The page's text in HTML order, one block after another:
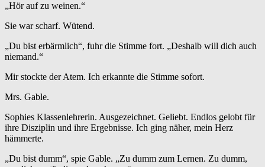
„Hör auf zu weinen.“
Sie war scharf. Wütend.
„Du bist erbärmlich“, fuhr die Stimme fort. „Deshalb will dich auch
niemand.“
Mir stockte der Atem. Ich erkannte die Stimme sofort.
Mrs. Gable.
Sophies Klassenlehrerin. Ausgezeichnet. Geliebt. Endlos gelobt für
ihre Disziplin und ihre Ergebnisse. Ich ging näher, mein Herz
hämmerte.
„Du bist dumm“, spie Gable. „Zu dumm zum Lernen. Zu dumm,